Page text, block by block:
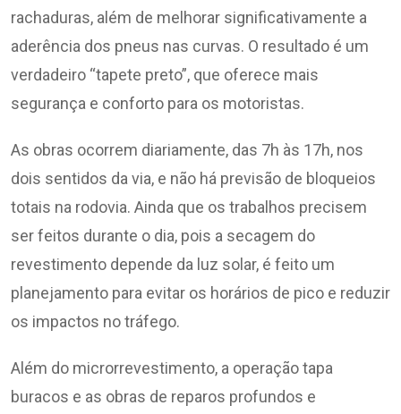
rachaduras, além de melhorar significativamente a
aderência dos pneus nas curvas. O resultado é um
verdadeiro “tapete preto”, que oferece mais
segurança e conforto para os motoristas.
As obras ocorrem diariamente, das 7h às 17h, nos
dois sentidos da via, e não há previsão de bloqueios
totais na rodovia. Ainda que os trabalhos precisem
ser feitos durante o dia, pois a secagem do
revestimento depende da luz solar, é feito um
planejamento para evitar os horários de pico e reduzir
os impactos no tráfego.
Além do microrrevestimento, a operação tapa
buracos e as obras de reparos profundos e